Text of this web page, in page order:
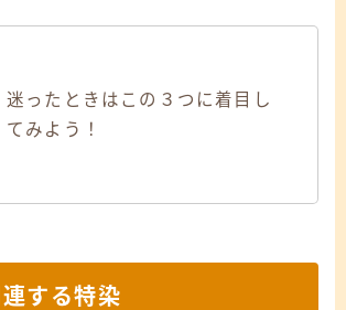
迷ったときはこの３つに着目し
てみよう！
する特染